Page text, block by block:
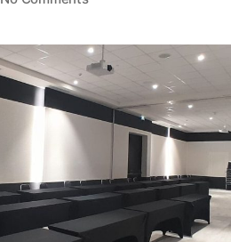
Meja
IBM
180
x
Cover
Strech
Hitam
Area